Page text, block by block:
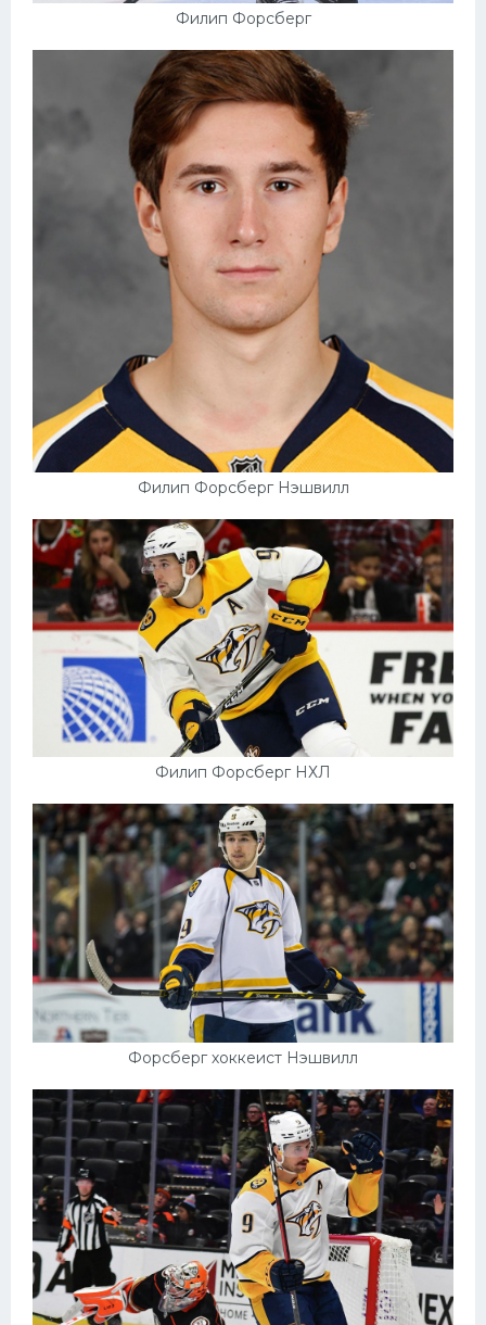
Филип Форсберг
Филип Форсберг Нэшвилл
Филип Форсберг НХЛ
Форсберг хоккеист Нэшвилл